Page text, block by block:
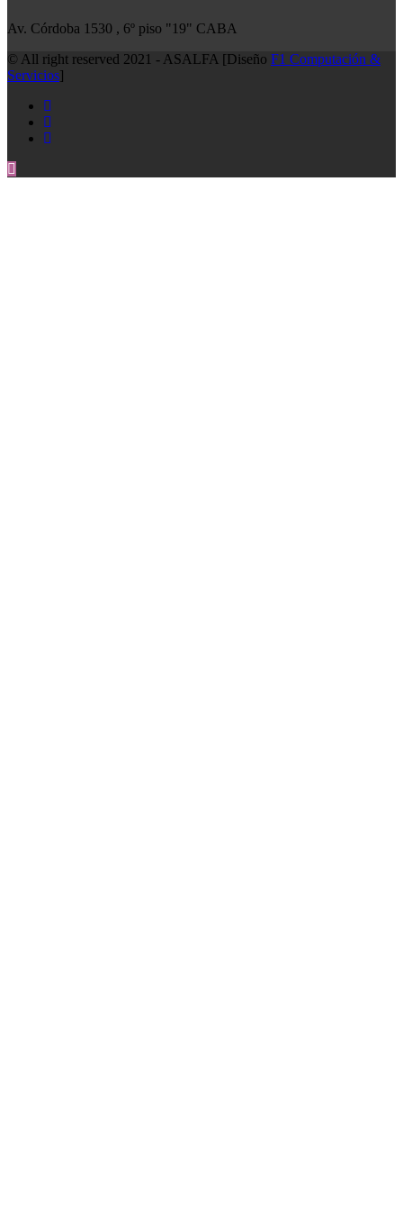
Av. Córdoba 1530 , 6º piso "19" CABA
© All right reserved 2021 - ASALFA [Diseño F1 Computación &
Servicios]